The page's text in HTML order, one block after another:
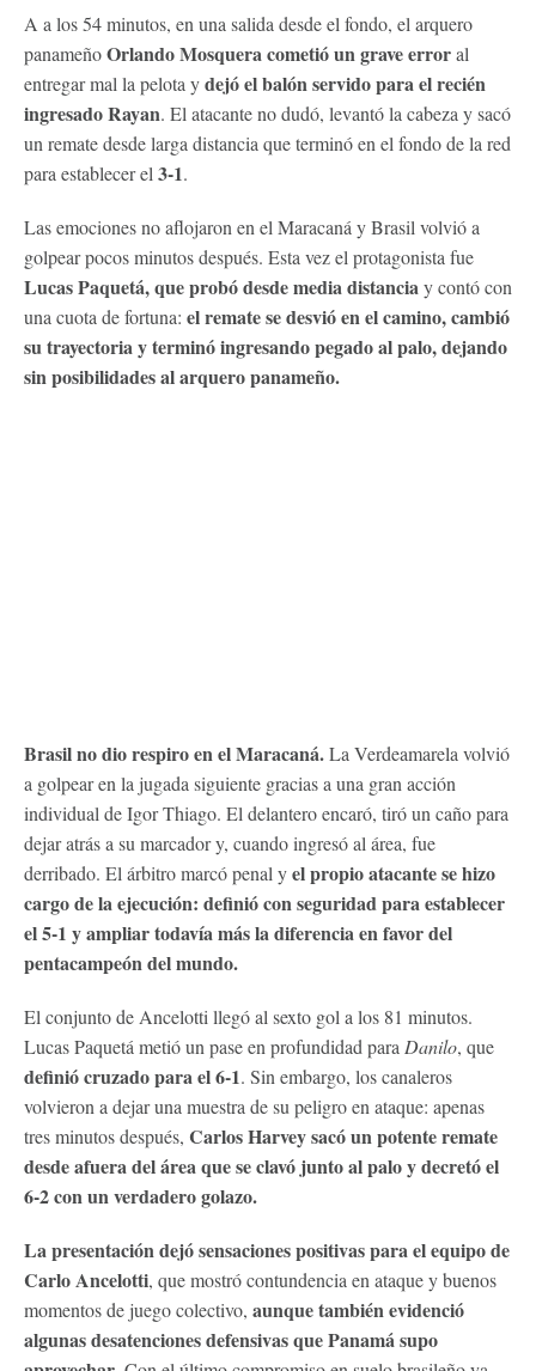
A a los 54 minutos, en una salida desde el fondo, el arquero
panameñoOrlando Mosquera cometió un grave erroral
entregar mal la pelota ydejó el balón servido para el recién
ingresado Rayan. El atacante no dudó, levantó la cabeza y sacó
un remate desde larga distancia que terminó en el fondo de la red
para establecer el 3-1.
Las emociones no aflojaron en el Maracaná y Brasil volvió a
golpear pocos minutos después. Esta vez el protagonista fue
Lucas Paquetá, que probó desde media distanciay contó con
una cuota de fortuna: el remate se desvió en el camino, cambió
su trayectoria y terminó ingresando pegado al palo, dejando
sin posibilidades al arquero panameño.
Brasil no dio respiro en el Maracaná.La Verdeamarela volvió
a golpear en la jugada siguiente gracias a una gran acción
individual de Igor Thiago. El delantero encaró, tiró un caño para
dejar atrás a su marcador y, cuando ingresó al área, fue
derribado. El árbitro marcó penal yel propio atacante se hizo
cargo de la ejecución: definió con seguridad para establecer
el 5-1 y ampliar todavía más la diferencia en favor del
pentacampeón del mundo.
El conjunto de Ancelotti llegó al sexto gol a los 81 minutos.
Lucas Paquetá metió un pase en profundidad para Danilo, que
definió cruzado para el 6-1. Sin embargo, los canaleros
volvieron a dejar una muestra de su peligro en ataque: apenas
tres minutos después, Carlos Harvey sacó un potente remate
desde afuera del área que se clavó junto al palo y decretó el
6-2 con un verdadero golazo.
La presentación dejó sensaciones positivas para el equipo de
Carlo Ancelotti, que mostró contundencia en ataque y buenos
momentos de juego colectivo, aunque también evidenció
algunas desatenciones defensivas que Panamá supo